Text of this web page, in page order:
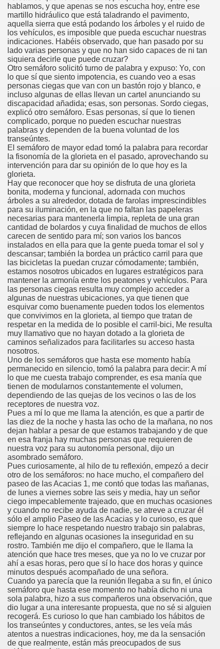
hablamos, y que apenas se nos escucha hoy, entre ese
martillo hidráulico que está taladrando el pavimento,
aquella sierra que está podando los árboles y el ruido de
los vehículos, es imposible que pueda escuchar nuestras
indicaciones. Habéis observado, que han pasado por su
lado varias personas y que no han sido capaces de ni tan
siquiera decirle que puede cruzar?
Otro semáforo solicitó turno de palabra y expuso: Yo, con
lo que sí que siento impotencia, es cuando veo a esas
personas ciegas que van con un bastón rojo y blanco, e
incluso algunas de ellas llevan un cartel anunciando su
discapacidad añadida; esas, son personas. Sordo ciegas,
explicó otro semáforo. Esas personas, sí que lo tienen
complicado, porque no pueden escuchar nuestras
palabras y dependen de la buena voluntad de los
transeúntes.
El semáforo de mayor edad tomó la palabra para recordar
la fisonomía de la glorieta en el pasado, aprovechando su
intervención para dar su opinión de lo que hoy es la
glorieta.
Hay que reconocer que hoy se disfruta de una glorieta
bonita, moderna y funcional, adornada con muchos
árboles a su alrededor, dotada de farolas imprescindibles
para su iluminación, en la que no faltan las papeleras
necesarias para mantenerla limpia, repleta de una gran
cantidad de bolardos y cuya finalidad de muchos de ellos
carecen de sentido para mí; son varios los bancos
instalados en ella para que la gente pueda tomar el sol y
descansar; también la bordea un práctico carril para que
las bicicletas la puedan cruzar cómodamente; también,
estamos nosotros ubicados en lugares estratégicos para
mantener la armonía entre los peatones y vehículos. Para
las personas ciegas resulta muy complejo acceder a
algunas de nuestras ubicaciones, ya que tienen que
esquivar como buenamente pueden todos los elementos
que convivimos en la glorieta, al tiempo que tratan de
respetar en la medida de lo posible el carril-bici, Me resulta
muy llamativo que no hayan dotado a la glorieta de
caminos señalizados para facilitarles su acceso hasta
nosotros.
Uno de los semáforos que hasta ese momento había
permanecido en silencio, tomó la palabra para decir: A mí
lo que me cuesta trabajo comprender, es esa manía que
tienen de modularnos constantemente el volumen,
dependiendo de las quejas de los vecinos o las de los
receptores de nuestra voz.
Pues a mí lo que me llama la atención, es que a partir de
las diez de la noche y hasta las ocho de la mañana, no nos
dejan hablar a pesar de que estamos trabajando y de que
en esa franja hay muchas personas que requieren de
nuestra voz para su autonomía personal, dijo un
asombrado semáforo.
Pues curiosamente, al hilo de tu reflexión, empezó a decir
otro de los semáforos: no hace mucho, el compañero del
paseo de las Acacias 1, me contó que todas las mañanas,
de lunes a viernes sobre las seis y media, hay un señor
ciego impecablemente trajeado, que en muchas ocasiones
y cuando no recibe ayuda de nadie, se atreve a cruzar él
sólo el amplio Paseo de las Acacias y lo curioso, es que
siempre lo hace respetando nuestro trabajo sin palabras,
reflejando en algunas ocasiones la inseguridad en su
rostro. También me dijo el compañero, que le llama la
atención que hace tres meses, que ya no lo ve cruzar por
ahí a esas horas, pero que sí lo hace dos horas y quince
minutos después acompañado de una señora.
Cuando ya parecía que la reunión llegaba a su fin, el único
semáforo que hasta ese momento no había dicho ni una
sola palabra, hizo a sus compañeros una observación, que
dio lugar a una interesante propuesta, que no sé si alguien
recogerá. Es curioso lo que han cambiado los hábitos de
los transeúntes y conductores, antes, se les veía más
atentos a nuestras indicaciones, hoy, me da la sensación
de que realmente, están más preocupados de sus
Fundamento Y Sentimientos (Samuel Rodríguez
(Rogelio Muñoz Martínez)
la Luz (Alberto Gil)
(Francesc Miñana)
Suárez Santana)
no latino (Pedro Zurita)
Zurita, Ex Secretario Unión Mundial de Ciegos (Pedro
Ex Secretari Unió Mundial de Cecs, català (Pedro
del Monumento a Luis Braille, 1980 (editora
Baquero, Conferencia (David López)
de Obstáculos (Juurmaa, J.)
de Escritura Táctil para Lectores con Ceguera o
de Hombres Ilustres de París (César Puente)
150è Aniversari mort de Louis Braille (CPB de l'ONCE a
Maestro (F. Javier Bernal García)
Vicente (F. Javier Bernal)
Paz)
Figueroa)
(Puri Águila)
las Oposiciones (Elena Rodrigo)
(Luis Eduardo Martínez)
de la Educación Especial de la Mano de
Mi Vida (Teresa Bornez Abascal)
Pérez)
Ayudar a Personas con Discapacidad Visual
(Pedro Zurita)
sánchez Herrero)
Cuetos Suárez)
Otero)
Elissalde)
(Lídia León Esteban Y Víctor Martínez Maheux)